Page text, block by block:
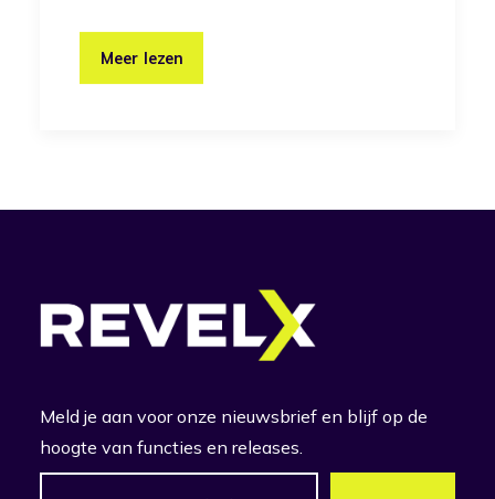
Meer lezen
Meld je aan voor onze nieuwsbrief en blijf op de
hoogte van functies en releases.